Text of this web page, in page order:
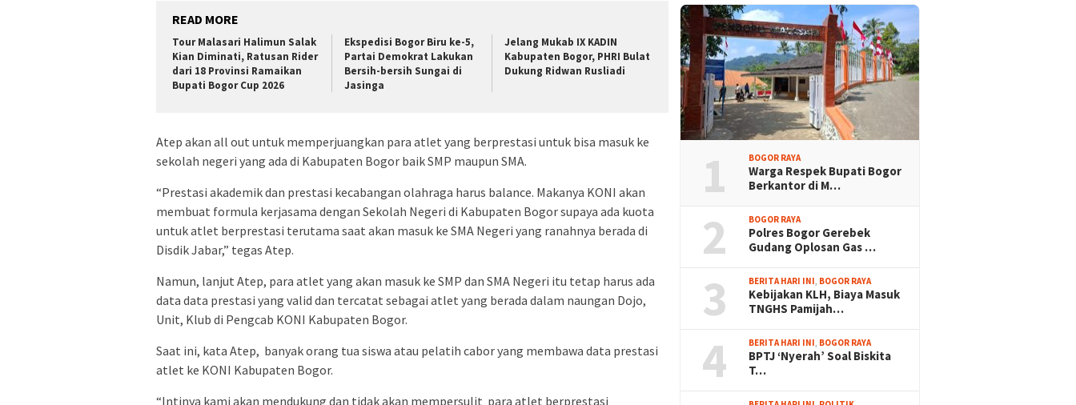
READ MORE
Tour Malasari Halimun Salak
Kian Diminati, Ratusan Rider
dari 18 Provinsi Ramaikan
Bupati Bogor Cup 2026
Ekspedisi Bogor Biru ke-5,
Partai Demokrat Lakukan
Bersih-bersih Sungai di
Jasinga
Jelang Mukab IX KADIN
Kabupaten Bogor, PHRI Bulat
Dukung Ridwan Rusliadi
Atep akan all out untuk memperjuangkan para atlet yang berprestasi untuk bisa masuk ke
sekolah negeri yang ada di Kabupaten Bogor baik SMP maupun SMA.
“Prestasi akademik dan prestasi kecabangan olahraga harus balance. Makanya KONI akan
membuat formula kerjasama dengan Sekolah Negeri di Kabupaten Bogor supaya ada kuota
untuk atlet berprestasi terutama saat akan masuk ke SMA Negeri yang ranahnya berada di
Disdik Jabar,” tegas Atep.
Namun, lanjut Atep, para atlet yang akan masuk ke SMP dan SMA Negeri itu tetap harus ada
data data prestasi yang valid dan tercatat sebagai atlet yang berada dalam naungan Dojo,
Unit, Klub di Pengcab KONI Kabupaten Bogor.
Saat ini, kata Atep, banyak orang tua siswa atau pelatih cabor yang membawa data prestasi
atlet ke KONI Kabupaten Bogor.
“Intinya kami akan mendukung dan tidak akan mempersulit para atlet berprestasi
1 BOGOR RAYA
Warga Respek Bupati Bogor
Berkantor di M…
2 BOGOR RAYA
Polres Bogor Gerebek
Gudang Oplosan Gas …
3 BERITA HARI INI, BOGOR RAYA
Kebijakan KLH, Biaya Masuk
TNGHS Pamijah…
4 BERITA HARI INI, BOGOR RAYA
BPTJ ‘Nyerah’ Soal Biskita
T…